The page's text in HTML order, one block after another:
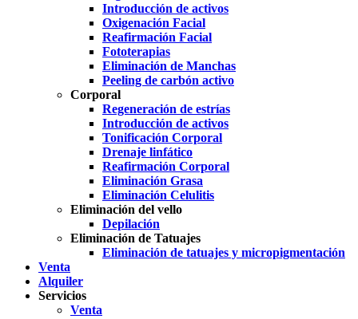
Introducción de activos
Oxigenación Facial
Reafirmación Facial
Fototerapias
Eliminación de Manchas
Peeling de carbón activo
Corporal
Regeneración de estrías
Introducción de activos
Tonificación Corporal
Drenaje linfático
Reafirmación Corporal
Eliminación Grasa
Eliminación Celulitis
Eliminación del vello
Depilación
Eliminación de Tatuajes
Eliminación de tatuajes y micropigmentación
Venta
Alquiler
Servicios
Venta